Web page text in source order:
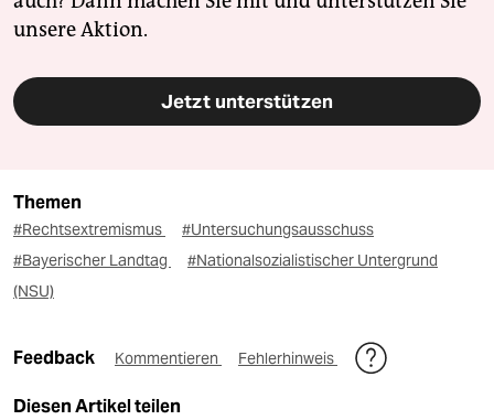
unsere Aktion.
Jetzt unterstützen
Themen
#Rechtsextremismus
#Untersuchungsausschuss
#Bayerischer Landtag
#Nationalsozialistischer Untergrund
(NSU)
Feedback Kommentieren Fehlerhinweis
Diesen Artikel teilen